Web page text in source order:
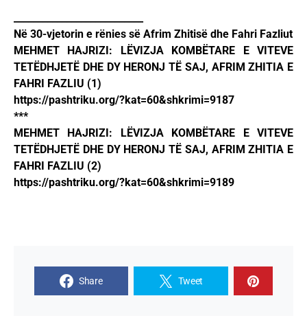
Në 30-vjetorin e rënies së Afrim Zhitisë dhe Fahri Fazliut
MEHMET HAJRIZI: LËVIZJA KOMBËTARE E VITEVE
TETËDHJETË DHE DY HERONJ TË SAJ, AFRIM ZHITIA E
FAHRI FAZLIU (1)
https://pashtriku.org/?kat=60&shkrimi=9187
***
MEHMET HAJRIZI: LËVIZJA KOMBËTARE E VITEVE
TETËDHJETË DHE DY HERONJ TË SAJ, AFRIM ZHITIA E
FAHRI FAZLIU (2)
https://pashtriku.org/?kat=60&shkrimi=9189
Share Tweet